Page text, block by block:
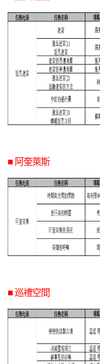
■ 阿奎萊斯
■ 巡禮空間